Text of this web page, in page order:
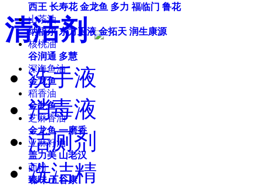
西王 长寿花 金龙鱼 多力 福临门 鲁花
山茶油
纳福尔 东方玉液 金拓天 润生康源
核桃油
谷润通 多慧
深海鱼油
金龙鱼
稻香油
金龙鱼
芝麻香油
金龙鱼 一磨香
亚麻籽油
盖力美 山老汉
面粉
臻味 五谷康
清洁剂
洗手液
消毒液
洁厕剂
洗洁精